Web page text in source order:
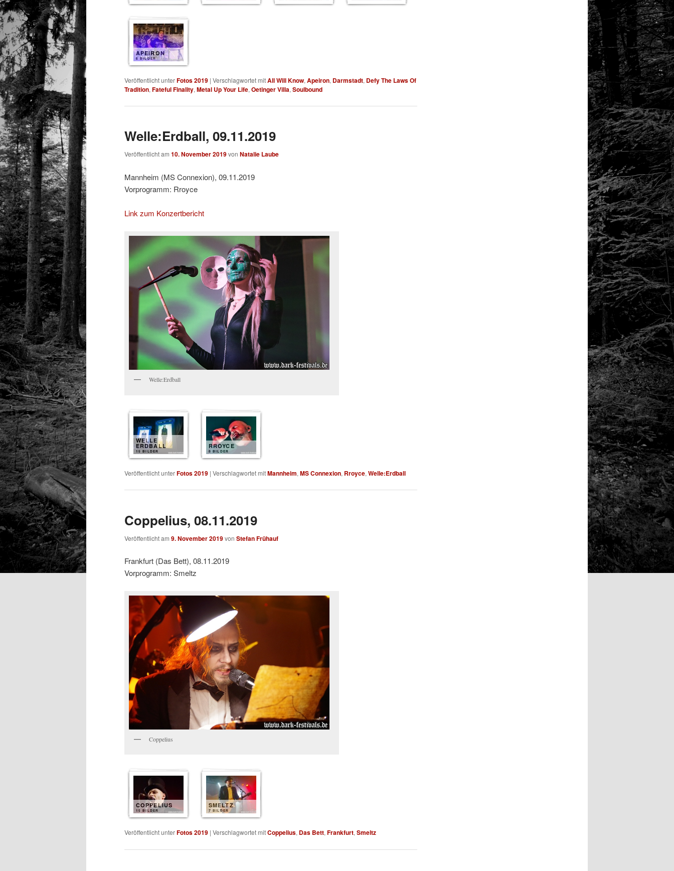
APEIRON
6 BILDER
Veröffentlicht unterFotos 2019 | Verschlagwortet mitAll Will Know, Apeiron, Darmstadt, Defy The Laws Of
Tradition, Fateful Finality, Metal Up Your Life, Oetinger Villa, Soulbound
Welle:Erdball, 09.11.2019
Veröffentlicht am 10. November 2019von Natalie Laube
Mannheim (MS Connexion), 09.11.2019
Vorprogramm: Rroyce
Link zum Konzertbericht
Welle:Erdball
WELLE
ERDBALL
15 BILDER
RROYCE
8 BILDER
Veröffentlicht unterFotos 2019 | Verschlagwortet mitMannheim, MS Connexion, Rroyce, Welle:Erdball
Coppelius, 08.11.2019
Veröffentlicht am 9. November 2019von Stefan Frühauf
Frankfurt (Das Bett), 08.11.2019
Vorprogramm: Smeltz
Coppelius
COPPELIUS
15 BILDER
SMELTZ
7 BILDER
Veröffentlicht unterFotos 2019 | Verschlagwortet mitCoppelius, Das Bett, Frankfurt, Smeltz